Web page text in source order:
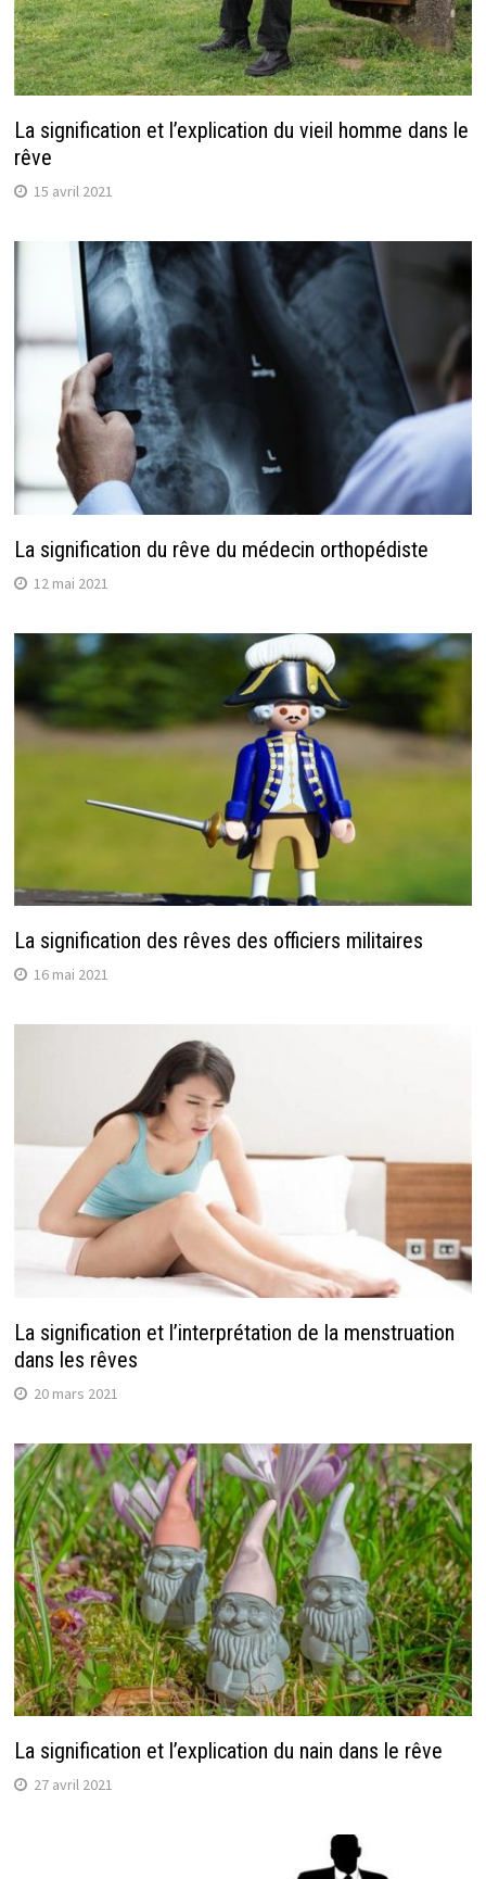
La signification et l’explication du vieil homme dans le
rêve
15 avril 2021
La signification du rêve du médecin orthopédiste
12 mai 2021
La signification des rêves des officiers militaires
16 mai 2021
La signification et l’interprétation de la menstruation
dans les rêves
20 mars 2021
La signification et l’explication du nain dans le rêve
27 avril 2021